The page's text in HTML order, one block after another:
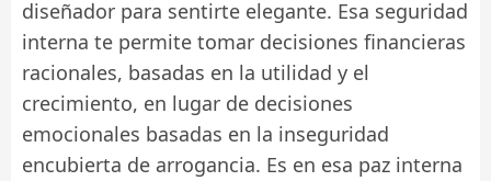
diseñador para sentirte elegante. Esa seguridad
interna te permite tomar decisiones financieras
racionales, basadas en la utilidad y el
crecimiento, en lugar de decisiones
emocionales basadas en la inseguridad
encubierta de arrogancia. Es en esa paz interna